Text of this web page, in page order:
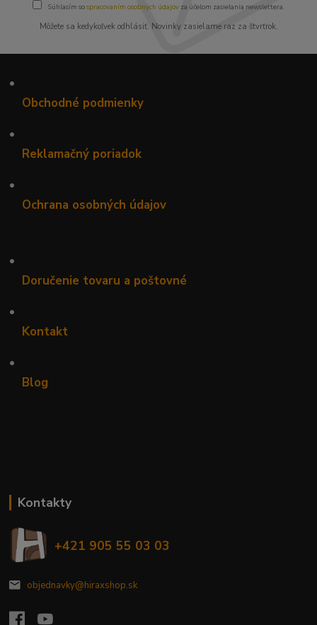
Súhlasím sospracovaním osobných údajov za účelom zasielania newslettera.
Môžete sa kedykoľvek odhlásiť. Novinky zasielame raz za štvrťrok.
•
Obchodné podmienky
•
Reklamačný poriadok
•
Ochrana osobných údajov
•
Doručenie tovaru a poštovné
•
Kontakt
•
Blog
Kontakty
+421 905 55 03 03
objednavky@hiraxshop.sk